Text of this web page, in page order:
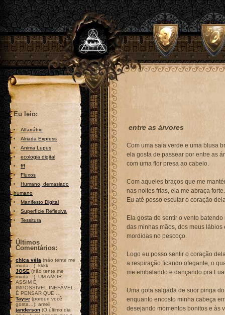
Eu leio:
Alfarrábio
Alriada Express
Anima Lupus
ecologia digital
fff
Fluxos
Humano, demasiado
humano
Manifesto Digital
Superfície Reflexiva
Tessitura
Últimos
Comentários:
chica véia (não tente me
muda…): kkkk
JOSE (não tente me
muda…): UM AMOR
ASSIM É
IMPOSSÍVEL;INEFÁVEL.
É PENSAR QUE …
Tayse(porque você
gosta…): ameii
janderson (O último dia
entre as árvores
Com uma saia verde e uma blusa
ela gosta de passear por entre as
com uma flor presa ao cabelo.
Com aqueles braços que me
nas noites frias, ela me abraça forte.
Eu até posso escutar o coração
Ela gosta de sentir o vento batendo
das minhas mãos, dos meus lábios
mordidas no pescoço.
Logo eu posso sentir o coração
a respiração ficando ofegante, o
me embalando e dançando pra
Uma gota salgada de suor pinga
enquanto encosto minha cabeça
desejando momentos bonitos e às